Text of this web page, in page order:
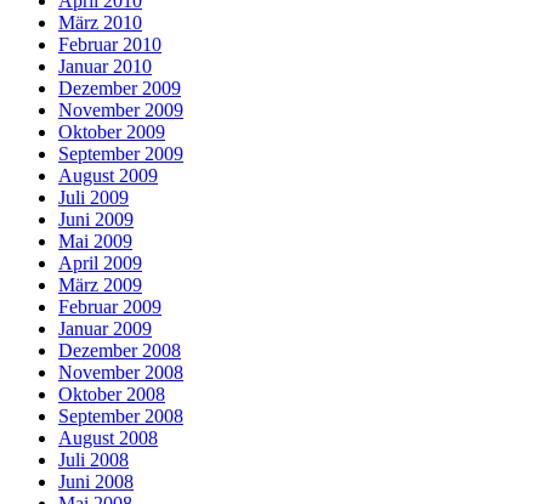
März 2010
Februar 2010
Januar 2010
Dezember 2009
November 2009
Oktober 2009
September 2009
August 2009
Juli 2009
Juni 2009
Mai 2009
April 2009
März 2009
Februar 2009
Januar 2009
Dezember 2008
November 2008
Oktober 2008
September 2008
August 2008
Juli 2008
Juni 2008